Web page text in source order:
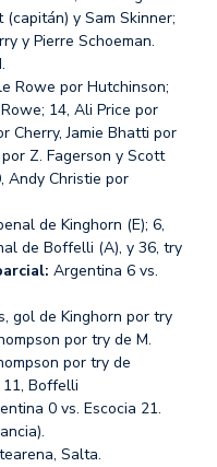
y Sam Skinner;
y Pierre Schoeman.
Rowe por Hutchinson;
14, Ali Price por
Cherry, Jamie Bhatti por
Z. Fagerson y Scott
Andy Christie por
de Kinghorn (E); 6,
de Boffelli (A), y 36, try
Argentina 6 vs.
gol de Kinghorn por try
por try de M.
por try de
11, Boffelli
0 vs. Escocia 21.
Salta.